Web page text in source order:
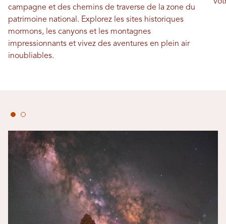
campagne et des chemins de traverse de la zone du
patrimoine national. Explorez les sites historiques
mormons, les canyons et les montagnes
impressionnants et vivez des aventures en plein air
inoubliables.